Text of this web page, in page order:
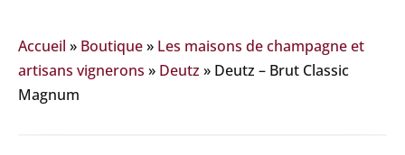
Accueil » Boutique» Les maisons de champagne et
artisans vignerons » Deutz » Deutz – Brut Classic
Magnum